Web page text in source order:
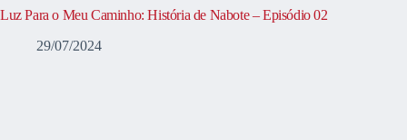
Luz Para o Meu Caminho: História de Nabote – Episódio 02
29/07/2024